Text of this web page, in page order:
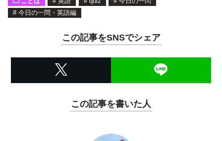
# 今日の一問・英語編
この記事をSNSでシェア
この記事を書いた人